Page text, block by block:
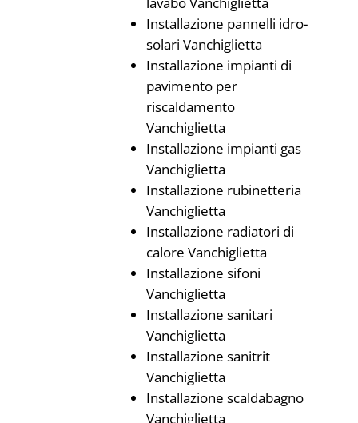
Installazione pannelli idro-
solari Vanchiglietta
Installazione impianti di
pavimento per
riscaldamento
Vanchiglietta
Installazione impianti gas
Vanchiglietta
Installazione rubinetteria
Vanchiglietta
Installazione radiatori di
calore Vanchiglietta
Installazione sifoni
Vanchiglietta
Installazione sanitari
Vanchiglietta
Installazione sanitrit
Vanchiglietta
Installazione scaldabagno
Vanchiglietta